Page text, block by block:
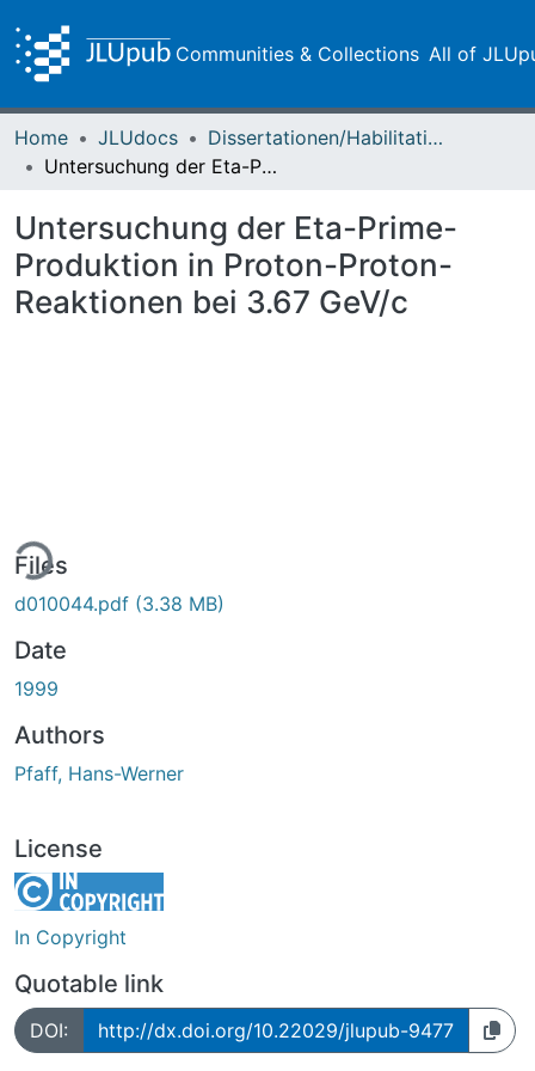
Communities & Collections All of
Home JLUdocs
Dissertationen/Habilitationen
Untersuchung der Eta-Prime-Produktion in Proton-Proton-Reaktionen bei 3.67 GeV/c
Untersuchung der Eta-Prime-
Produktion in Proton-Proton-
Reaktionen bei 3.67 GeV/c
Files
d010044.pdf (3.38 MB)
Date
1999
Authors
Pfaff, Hans-Werner
License
In Copyright
Quotable link
DOI: http://dx.doi.org/10.22029/jlupub-9477